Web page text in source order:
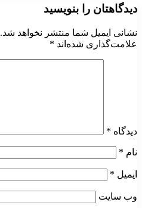
دیدگاهتان را بنویسید
نشانی ایمیل شما منتشر نخواهد شد.
علامت‌گذاری شده‌اند *
دیدگاه *
نام *
ایمیل *
وب‌ سایت